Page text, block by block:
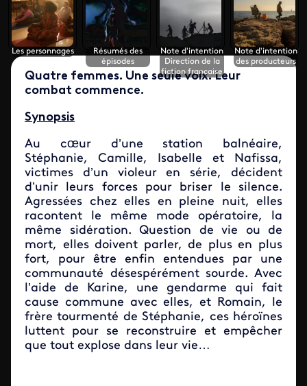
Les personnages
Résumés des
épisodes
Note d'intention
Direction de la
fiction française
Note d'intention
des producteurs
Quatre femmes. Une seule voix. Leur
combat commence.
Synopsis
Au cœur d’une station balnéaire,
Stéphanie, Camille, Isabelle et Nafissa,
victimes d’un violeur en série, décident
d’unir leurs forces pour briser le silence.
Agressées chez elles en pleine nuit, elles
racontent le même mode opératoire, la
même sidération. Question de vie ou de
mort, elles doivent parler, de plus en plus
fort, pour être enfin entendues par une
communauté désespérément sourde. Avec
l’aide de Karine, une gendarme qui fait
cause commune avec elles, et Romain, le
frère tourmenté de Stéphanie, ces héroïnes
luttent pour se reconstruire et empêcher
que tout explose dans leur vie…​